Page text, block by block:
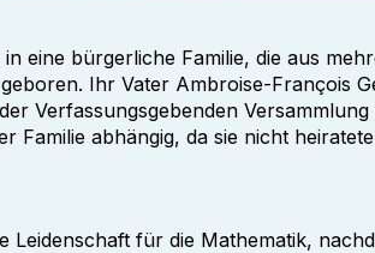
eine bürgerliche Familie, die aus
Ihr Vater Ambroise-François
Verfassungsgebenden
Familie abhängig, da sie nicht
für die Mathematik,